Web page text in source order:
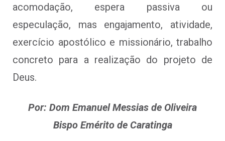
acomodação, espera passiva ou
especulação, mas engajamento, atividade,
exercício apostólico e missionário, trabalho
concreto para a realização do projeto de
Deus.
Por: Dom Emanuel Messias de Oliveira
Bispo Emérito de Caratinga